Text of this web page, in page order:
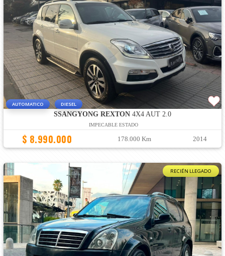
AUTOMATICO DIESEL
SSANGYONG REXTON4X4 AUT 2.0
IMPECABLE ESTADO
$ 8.990.000 178.000 Km 2014
RECIÉN LLEGADO